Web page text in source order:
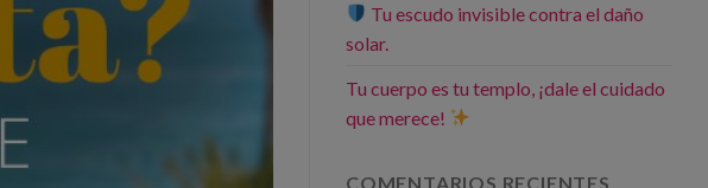
Tu escudo invisible contra el daño
solar.
Tu cuerpo es tu templo, ¡dale el cuidado
que merece!
COMENTARIOS RECIENTES